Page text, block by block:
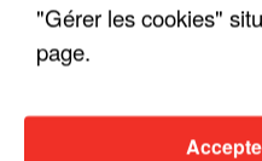
"Gérer les cookies"
page.